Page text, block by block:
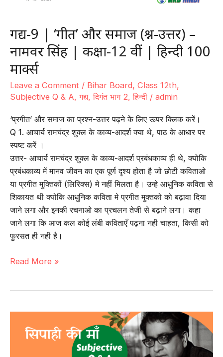
गद्य-9 | ‘प्रगीत’ और समाज (प्रश्न-उत्तर) –
नामवर सिंह | कक्षा-12 वीं | हिन्दी 100
मार्क्स
Leave a Comment / Bihar Board, Class 12th,
Subjective Q & A, गद्य, दिगंत भाग 2, हिन्दी / admin
‘प्रगीत’ और समाज का प्रश्न-उत्तर पढ़ने के लिए ऊपर क्लिक करें।
Q 1. आचार्य रामचंद्र शुक्ल के काव्य-आदर्श क्या थे, पाठ के आधार पर
स्पष्ट करें ।
उत्तर- आचार्य रामचंद्र शुक्ल के काव्य-आदर्श प्रबंधकाव्य ही थे, क्योकि
प्रबंधकाव्य में मानव जीवन का एक पूर्ण दृश्य होता है जो छोटी कविताओ
या प्रगीत मुक्तिकों (लिरिक्स) मे नहीं मिलता है। उन्हे आधुनिक कविता से
शिकायत थी क्योकि आधुनिक कविता मे प्रगीत मुक्तको को बढ़ावा दिया
जाने लगा और इनकी रचनाओ का प्रचलन तेजी से बढ़ाने लगा। कहा
जाने लगा कि आज कल कोई लंबी कविताएँ पढ़ना नही चाहता, किसी को
फुरसत ही नही है।
गद्य-9
समाज
(प्रश्न-
Read More »